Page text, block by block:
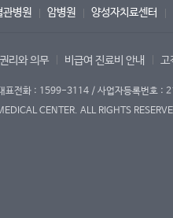
관병원 암병원 양성자치료센터
리와 의무 비급여 진료비 안내 고
표전화 : 1599-3114 / 사업자등록번호
CENTER. ALL RIGHTS